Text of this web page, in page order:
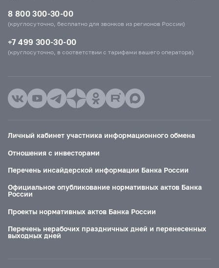
8 800 300-30-00
(круглосуточно, бесплатно для звонков из регионов России)
+7 499 300-30-00
(круглосуточно, в соответствии с тарифами вашего оператора)
Личный кабинет участника информационного обмена
Отношения с инвесторами
Перечень инсайдерской информации Банка России
Официальное опубликование нормативных актов Банка
России
Проекты нормативных актов Банка России
Перечень нерабочих праздничных дней и перенесенных
выходных дней